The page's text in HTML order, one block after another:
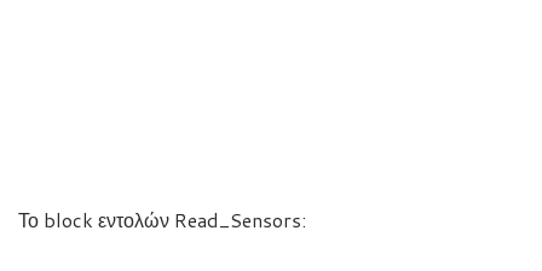
Το block εντολών Read_Sensors: